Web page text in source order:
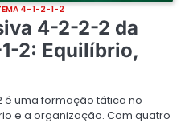
4-1-2-1-2
4-2-2-2 da
2: Equilíbrio,
uma formação tática no
e a organização. Com quatro